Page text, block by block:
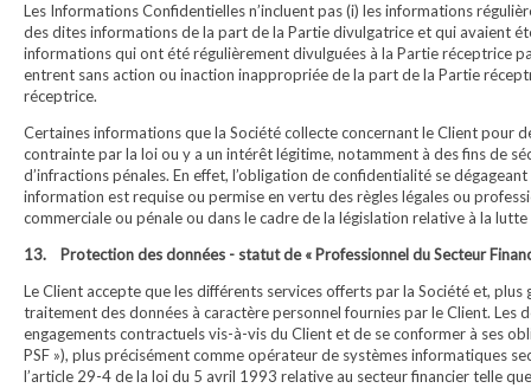
Les Informations Confidentielles n’incluent pas (i) les informations
des dites informations de la part de la Partie divulgatrice et qui avaient
informations qui ont été régulièrement divulguées à la Partie réceptrice
entrent sans action ou inaction inappropriée de la part de la Partie
réceptrice.
Certaines informations que la Société collecte concernant le Client pour
contrainte par la loi ou y a un intérêt légitime, notamment à des fins de
d’infractions pénales. En effet, l’obligation de confidentialité se
information est requise ou permise en vertu des règles légales ou
commerciale ou pénale ou dans le cadre de la législation relative à la
13. Protection des données - statut de « Professionnel du Secteur
Le Client accepte que les différents services offerts par la Société et,
traitement des données à caractère personnel fournies par le Client. Les
engagements contractuels vis-à-vis du Client et de se conformer à ses
PSF »), plus précisément comme opérateur de systèmes informatiques
l’article 29-4 de la loi du 5 avril 1993 relative au secteur financier telle